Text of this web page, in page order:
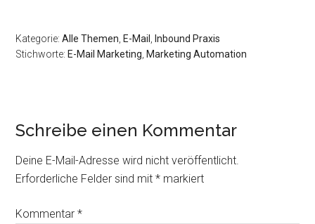
Kategorie:Alle Themen, E-Mail , Inbound Praxis
Stichworte: E-Mail Marketing, Marketing Automation
Leser-
Interaktionen
Schreibe einen Kommentar
Deine E-Mail-Adresse wird nicht veröffentlicht.
Erforderliche Felder sind mit* markiert
Kommentar*